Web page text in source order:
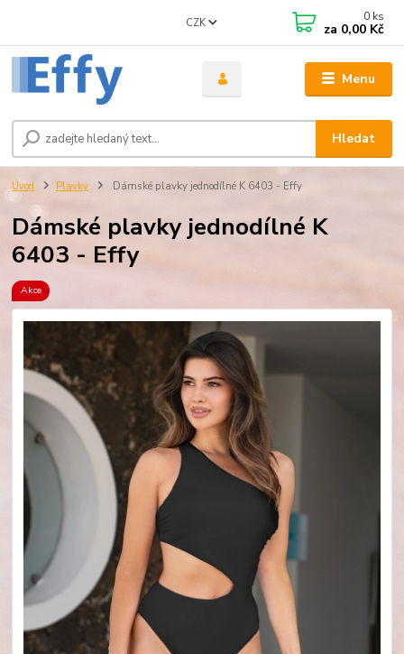
Menu
CZK
Hledat
0 ks
za 0,00 Kč
Úvod Plavky Dámské plavky jednodílné K 6403 - Effy
Dámské plavky jednodílné K
6403 - Effy
Akce